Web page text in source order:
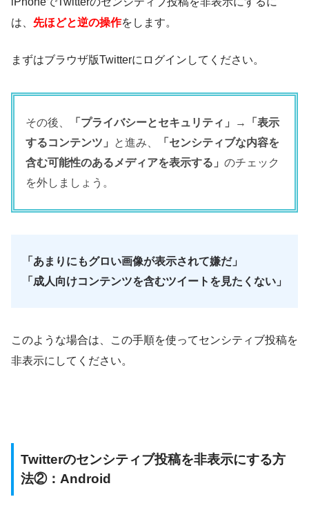
は、 先ほどと逆の操作をします。
まずはブラウザ版Twitterにログインしてください。
その後、 「プライバシーとセキュリティ」 →
「表示
するコンテンツ」
と進み、
「センシティブな内容を
含む可能性のあるメディアを表示する」 のチェック
を外しましょう。
「あまりにもグロい画像が表示されて嫌だ」
「成人向けコンテンツを含むツイートを見たくない」
このような場合は、この手順を使ってセンシティブ投稿を
非表示にしてください。
Twitterのセンシティブ投稿を非表示にする方
法②：Android